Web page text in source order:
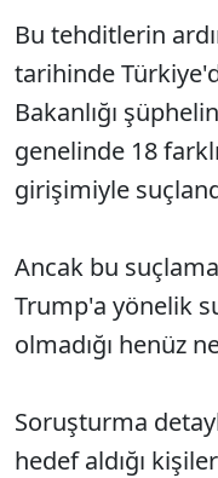
Bu tehditlerin
tarihinde
Bakanlığı
genelinde 18 farklı
girişimiyle
Ancak bu
Trump'a yönelik
olmadığı henüz
Soruşturma
hedef aldığı